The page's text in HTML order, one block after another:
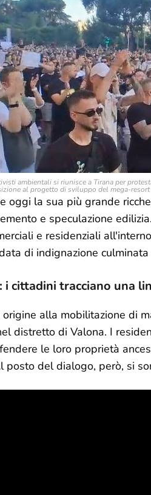
ambientali si riunisce a Tirana per
al progetto di sviluppo del mega-
oggi la sua più grande
e speculazione
e residenziali
di indignazione
i cittadini tracciano una
alla mobilitazione di
distretto di Valona. I
le loro proprietà
posto del dialogo, però, si